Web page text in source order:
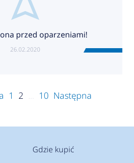
przed oparzeniami!
26.02.2020
1 2 ... 10 Następna
Gdzie kupić